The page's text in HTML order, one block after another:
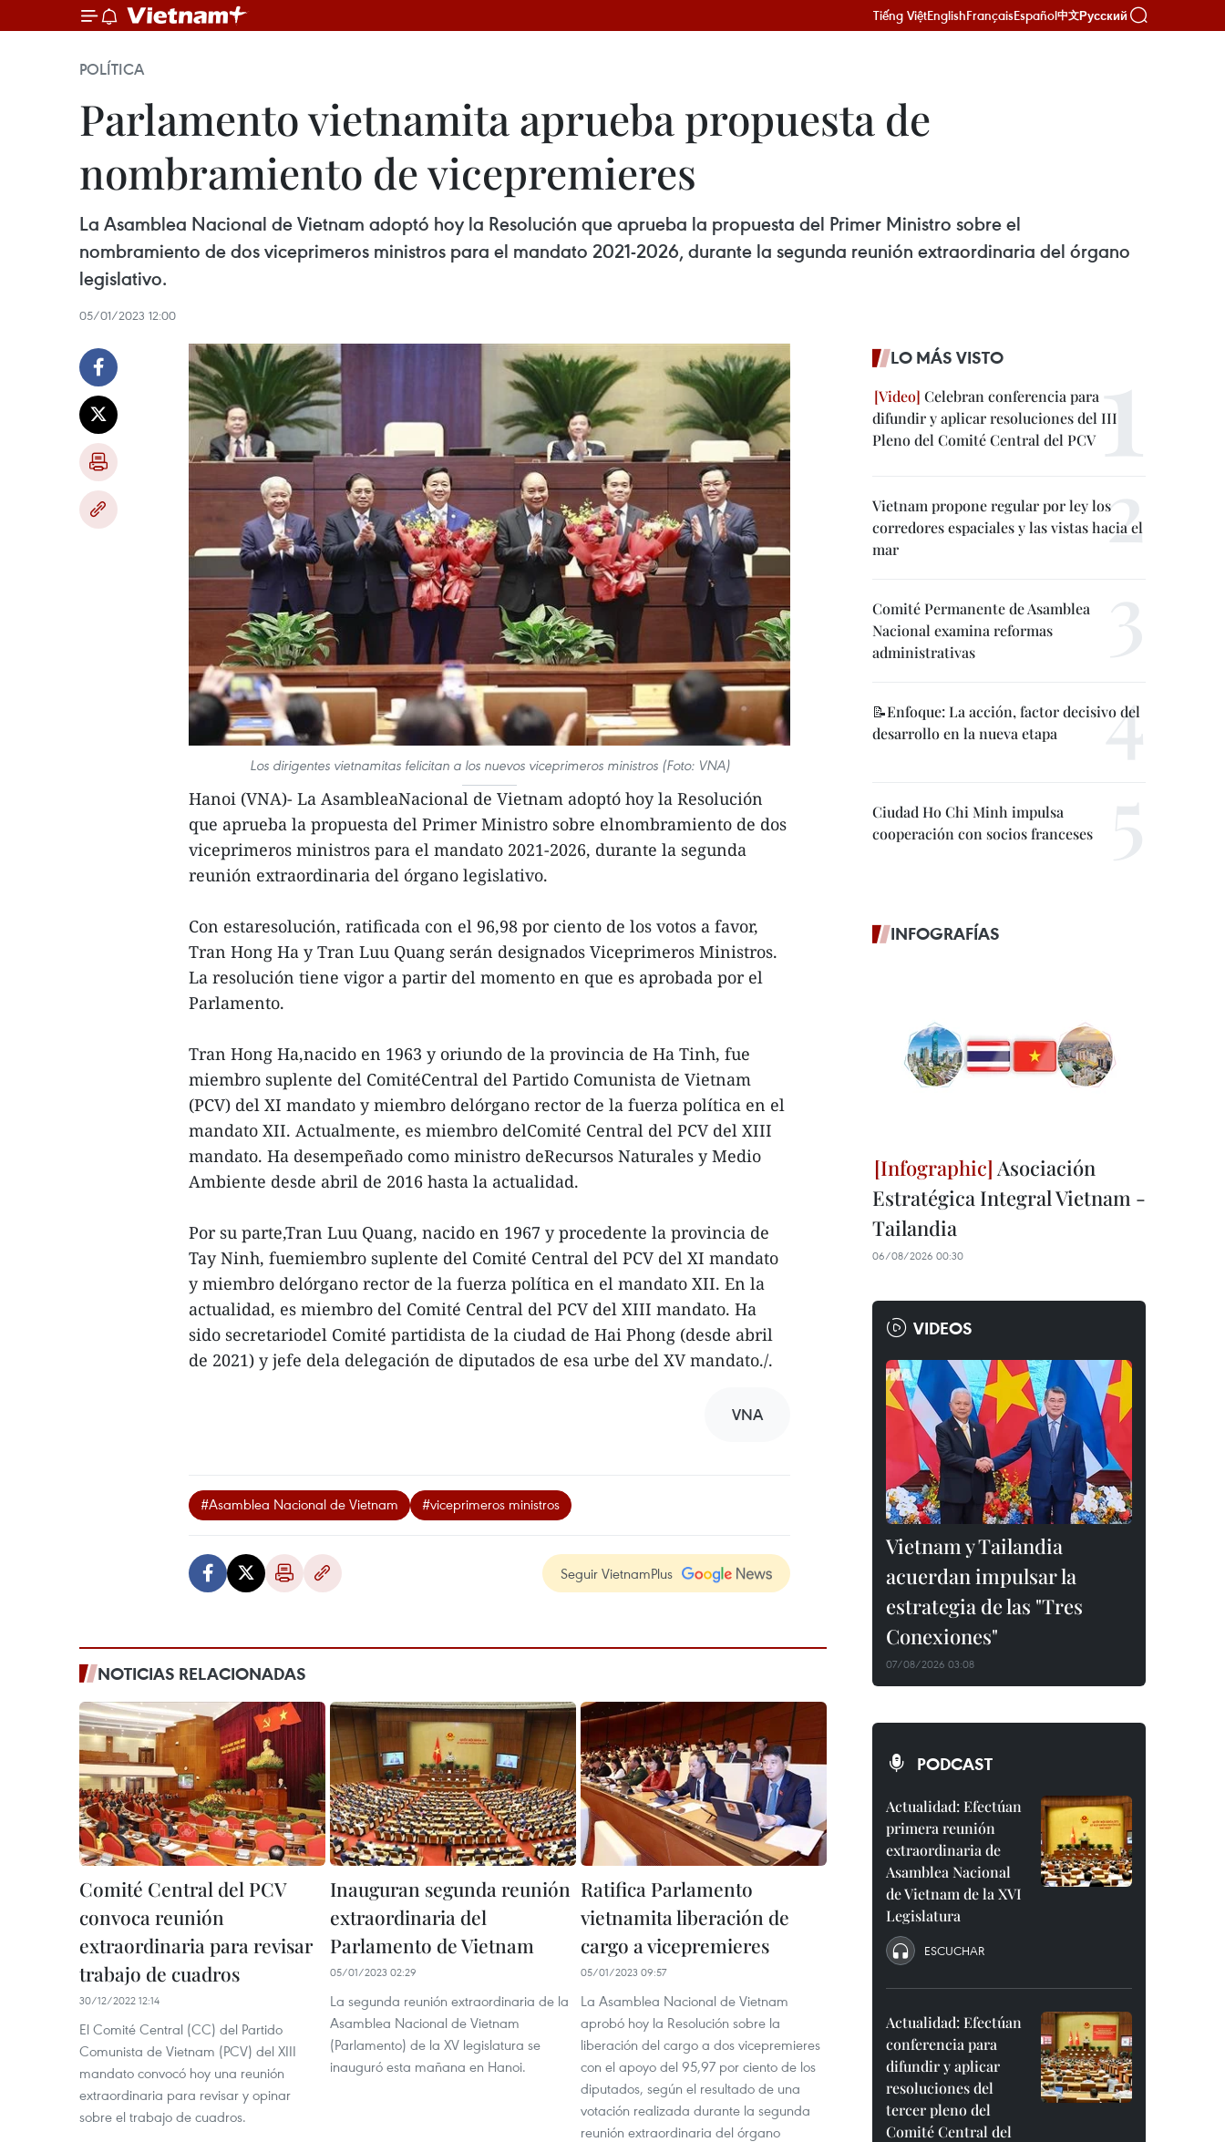
Tiếng ViệtEnglishFrançaisEspañol中文Русский
POLÍTICA
Parlamento vietnamita aprueba propuesta de
nombramiento de vicepremieres
La Asamblea Nacional de Vietnam adoptó hoy la Resolución que aprueba la propuesta del Primer Ministro sobre el
nombramiento de dos viceprimeros ministros para el mandato 2021-2026, durante la segunda reunión extraordinaria del órgano
legislativo.
05/01/2023 12:00
Los dirigentes vietnamitas felicitan a los nuevos viceprimeros ministros (Foto: VNA)
Hanoi (VNA)- La AsambleaNacional de Vietnam adoptó hoy la Resolución
que aprueba la propuesta del Primer Ministro sobre elnombramiento de dos
viceprimeros ministros para el mandato 2021-2026, durante la segunda
reunión extraordinaria del órgano legislativo.
Con estaresolución, ratificada con el 96,98 por ciento de los votos a favor,
Tran Hong Ha y Tran Luu Quang serán designados Viceprimeros Ministros.
La resolución tiene vigor a partir del momento en que es aprobada por el
Parlamento.
Tran Hong Ha,nacido en 1963 y oriundo de la provincia de Ha Tinh, fue
miembro suplente del ComitéCentral del Partido Comunista de Vietnam
(PCV) del XI mandato y miembro delórgano rector de la fuerza política en el
mandato XII. Actualmente, es miembro delComité Central del PCV del XIII
mandato. Ha desempeñado como ministro deRecursos Naturales y Medio
Ambiente desde abril de 2016 hasta la actualidad.
Por su parte,Tran Luu Quang, nacido en 1967 y procedente la provincia de
Tay Ninh, fuemiembro suplente del Comité Central del PCV del XI mandato
y miembro delórgano rector de la fuerza política en el mandato XII. En la
actualidad, es miembro del Comité Central del PCV del XIII mandato. Ha
sido secretariodel Comité partidista de la ciudad de Hai Phong (desde abril
de 2021) y jefe dela delegación de diputados de esa urbe del XV mandato./.
VNA
#Asamblea Nacional de Vietnam #viceprimeros ministros
Seguir VietnamPlus
NOTICIAS RELACIONADAS
Comité Central del PCV
convoca reunión
extraordinaria para revisar
trabajo de cuadros
30/12/2022 12:14
El Comité Central (CC) del Partido
Comunista de Vietnam (PCV) del XIII
mandato convocó hoy una reunión
extraordinaria para revisar y opinar
sobre el trabajo de cuadros.
Inauguran segunda reunión
extraordinaria del
Parlamento de Vietnam
05/01/2023 02:29
La segunda reunión extraordinaria de la
Asamblea Nacional de Vietnam
(Parlamento) de la XV legislatura se
inauguró esta mañana en Hanoi.
Ratifica Parlamento
vietnamita liberación de
cargo a vicepremieres
05/01/2023 09:57
La Asamblea Nacional de Vietnam
aprobó hoy la Resolución sobre la
liberación del cargo a dos vicepremieres
con el apoyo del 95,97 por ciento de los
diputados, según el resultado de una
votación realizada durante la segunda
reunión extraordinaria del órgano
LO MÁS VISTO
Celebran conferencia para
difundir y aplicar resoluciones del III
Pleno del Comité Central del PCV
Vietnam propone regular por ley los
corredores espaciales y las vistas hacia el
mar
Comité Permanente de Asamblea
Nacional examina reformas
administrativas
📝Enfoque: La acción, factor decisivo del
desarrollo en la nueva etapa
Ciudad Ho Chi Minh impulsa
cooperación con socios franceses
INFOGRAFÍAS
Asociación
Estratégica Integral Vietnam -
Tailandia
06/08/2026 00:30
VIDEOS
Vietnam y Tailandia
acuerdan impulsar la
estrategia de las "Tres
Conexiones"
07/08/2026 03:08
PODCAST
Actualidad: Efectúan
primera reunión
extraordinaria de
Asamblea Nacional
de Vietnam de la XVI
Legislatura
ESCUCHAR
Actualidad: Efectúan
conferencia para
difundir y aplicar
resoluciones del
tercer pleno del
Comité Central del